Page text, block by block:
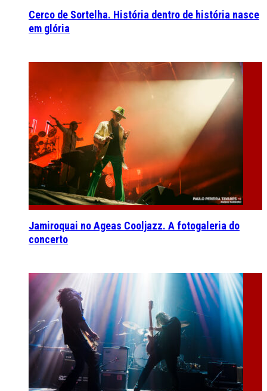
Cerco de Sortelha. História dentro de história nasce
em glória
Jamiroquai no Ageas Cooljazz. A fotogaleria do
concerto